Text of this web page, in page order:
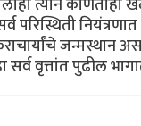
वृत्तांत पुढील